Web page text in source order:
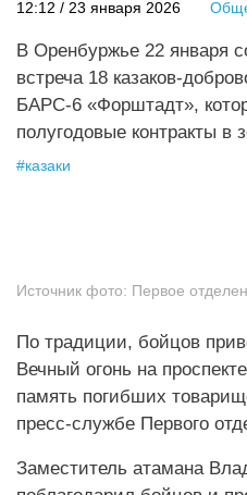
12:12 / 23 января 2026
В Оренбуржье 22 января
встреча 18 казаков-
БАРС-6 «Форштадт»,
полугодовые контракты в
#казаки
Источник фото: Первое
По традиции, бойцов
Вечный огонь на
память погибших
пресс-службе Первого
Заместитель атамана